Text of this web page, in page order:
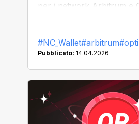
per i network Arbitrum e
#NC_Wallet#arbitrum
Pubblicato: 14.04.2026